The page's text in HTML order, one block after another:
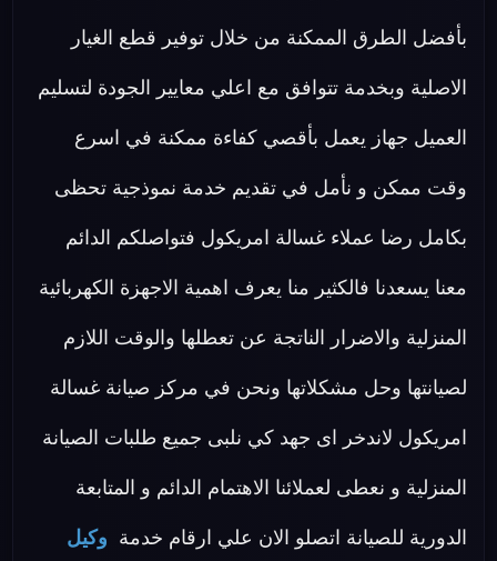
بأفضل الطرق الممكنة من خلال توفير قطع الغيار
الاصلية وبخدمة تتوافق مع اعلي معايير الجودة لتسليم
العميل جهاز يعمل بأقصي كفاءة ممكنة في اسرع
وقت ممكن و نأمل في تقديم خدمة نموذجية تحظى
بكامل رضا عملاء غسالة امريكول فتواصلكم الدائم
معنا يسعدنا فالكثير منا يعرف اهمية الاجهزة الكهربائية
المنزلية والاضرار الناتجة عن تعطلها والوقت اللازم
لصيانتها وحل مشكلاتها ونحن في مركز صيانة غسالة
امريكول لاندخر اى جهد كي نلبى جميع طلبات الصيانة
المنزلية و نعطى لعملائنا الاهتمام الدائم و المتابعة
الدورية للصيانة اتصلو الان علي ارقام خدمة وكيل